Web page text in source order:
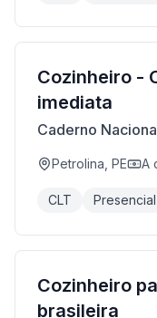
Cozinheiro -
imediata
Caderno
Petrolina, PE A
CLT Presencial
Cozinheiro
brasileira